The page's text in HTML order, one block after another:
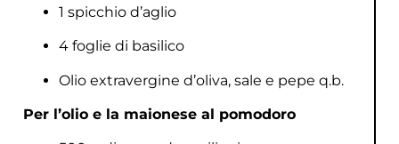
1 spicchio d’aglio
4 foglie di basilico
Olio extravergine d’oliva, sale e pepe q.b.
Per l’olio e la maionese al pomodoro